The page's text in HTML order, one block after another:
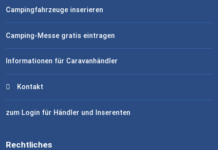
Campingfahrzeuge inserieren
Camping-Messe gratis eintragen
Informationen für Caravanhändler
Kontakt
zum Login für Händler und Inserenten
Rechtliches